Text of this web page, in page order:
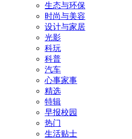
生态与环保
时尚与美容
设计与家居
光影
科玩
科普
汽车
心事家事
精选
特辑
早报校园
热门
生活贴士